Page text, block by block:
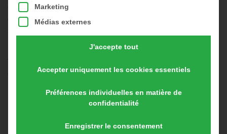
complémentaire, ou en préparation d’une transmission
d’exploitation et échangent avec nous et entre eux. Grâce à nos
de réussite », que vous pouvez commander ici.
poulailler mobile « Hühnermobil » pour
Marketing
Médias externes
J'accepte tout
Accepter uniquement les cookies essentiels
Préférences individuelles en matière de
confidentialité
Enregistrer le consentement